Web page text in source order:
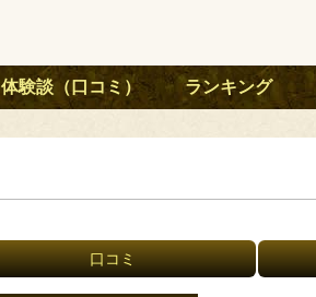
体験談（口コミ） ランキング
口コミ